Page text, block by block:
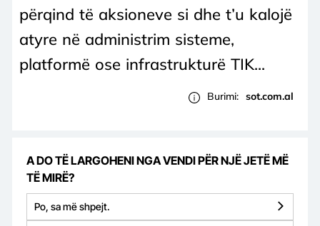
përqind të aksioneve si dhe t’u kalojë
atyre në administrim sisteme,
platformë ose infrastrukturë TIK...
Burimi: sot.com.al
A DO TË LARGOHENI NGA VENDI PËR NJË JETË MË
TË MIRË?
Po, sa më shpejt.